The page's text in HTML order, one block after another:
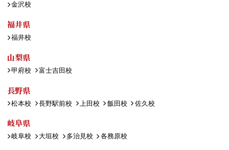
金沢校
福井県
福井校
山梨県
甲府校 富士吉田校
長野県
松本校 長野駅前校 上田校 飯田校 佐久校
岐阜県
岐阜校 大垣校 多治見校 各務原校